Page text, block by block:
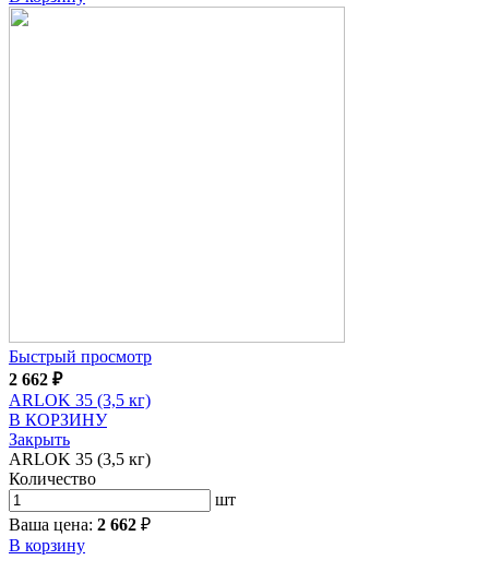
Быстрый просмотр
2 662 ₽
ARLOK 35 (3,5 кг)
В КОРЗИНУ
Закрыть
ARLOK 35 (3,5 кг)
Количество
шт
Ваша цена: 2 662 ₽
В корзину